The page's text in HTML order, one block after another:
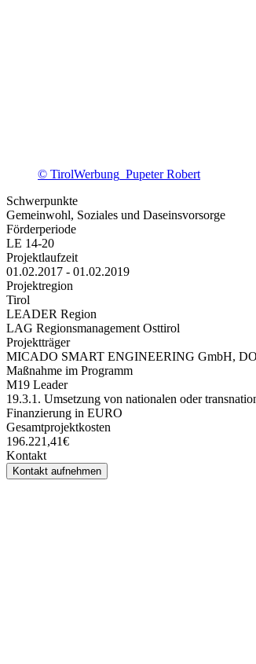
© TirolWerbung_Pupeter Robert
Schwerpunkte
Gemeinwohl, Soziales und Daseinsvorsorge
Förderperiode
LE 14-20
Projektlaufzeit
01.02.2017 - 01.02.2019
Projektregion
Tirol
LEADER Region
LAG Regionsmanagement Osttirol
Projektträger
MICADO SMART ENGINEERING GmbH,
Maßnahme im Programm
M19 Leader
19.3.1. Umsetzung von nationalen oder
Finanzierung in EURO
Gesamtprojektkosten
196.221,41€
Kontakt
Kontakt aufnehmen